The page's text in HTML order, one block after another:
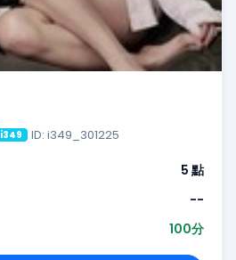
i349 ID: i349_301225
5 點
--
100分